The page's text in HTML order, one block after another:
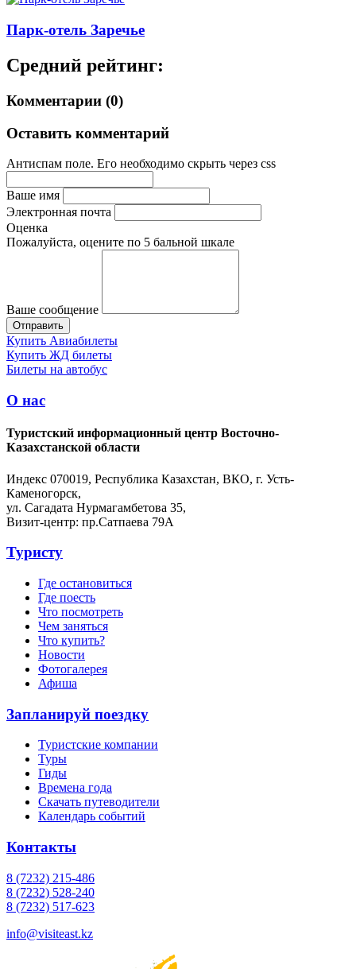
Парк-отель Заречье
Средний рейтинг:
Комментарии (0)
Оставить комментарий
Антиспам поле. Его необходимо скрыть через css
Ваше имя
Электронная почта
Оценка
Пожалуйста, оцените по 5 бальной шкале
Ваше сообщение
Купить Авиабилеты
Купить ЖД билеты
Билеты на автобус
О нас
Туристский информационный центр Восточно-
Казахстанской области
Индекс 070019, Республика Казахстан, ВКО, г. Усть-
Каменогорск,
ул. Сагадата Нурмагамбетова 35,
Визит-центр: пр.Сатпаева 79А
Туристу
Где остановиться
Где поесть
Что посмотреть
Чем заняться
Что купить?
Новости
Фотогалерея
Афиша
Запланируй поездку
Туристские компании
Туры
Гиды
Времена года
Скачать путеводители
Календарь событий
Контакты
8 (7232) 215-486
8 (7232) 528-240
8 (7232) 517-623
info@visiteast.kz